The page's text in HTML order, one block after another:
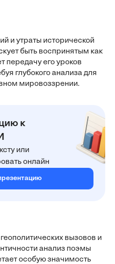
и утраты исторической
быть воспринятым как
передачу его уроков
глубокого анализа для
мировоззрении.
к
или
онлайн
вызовов и
анализ поэмы
особую значимость